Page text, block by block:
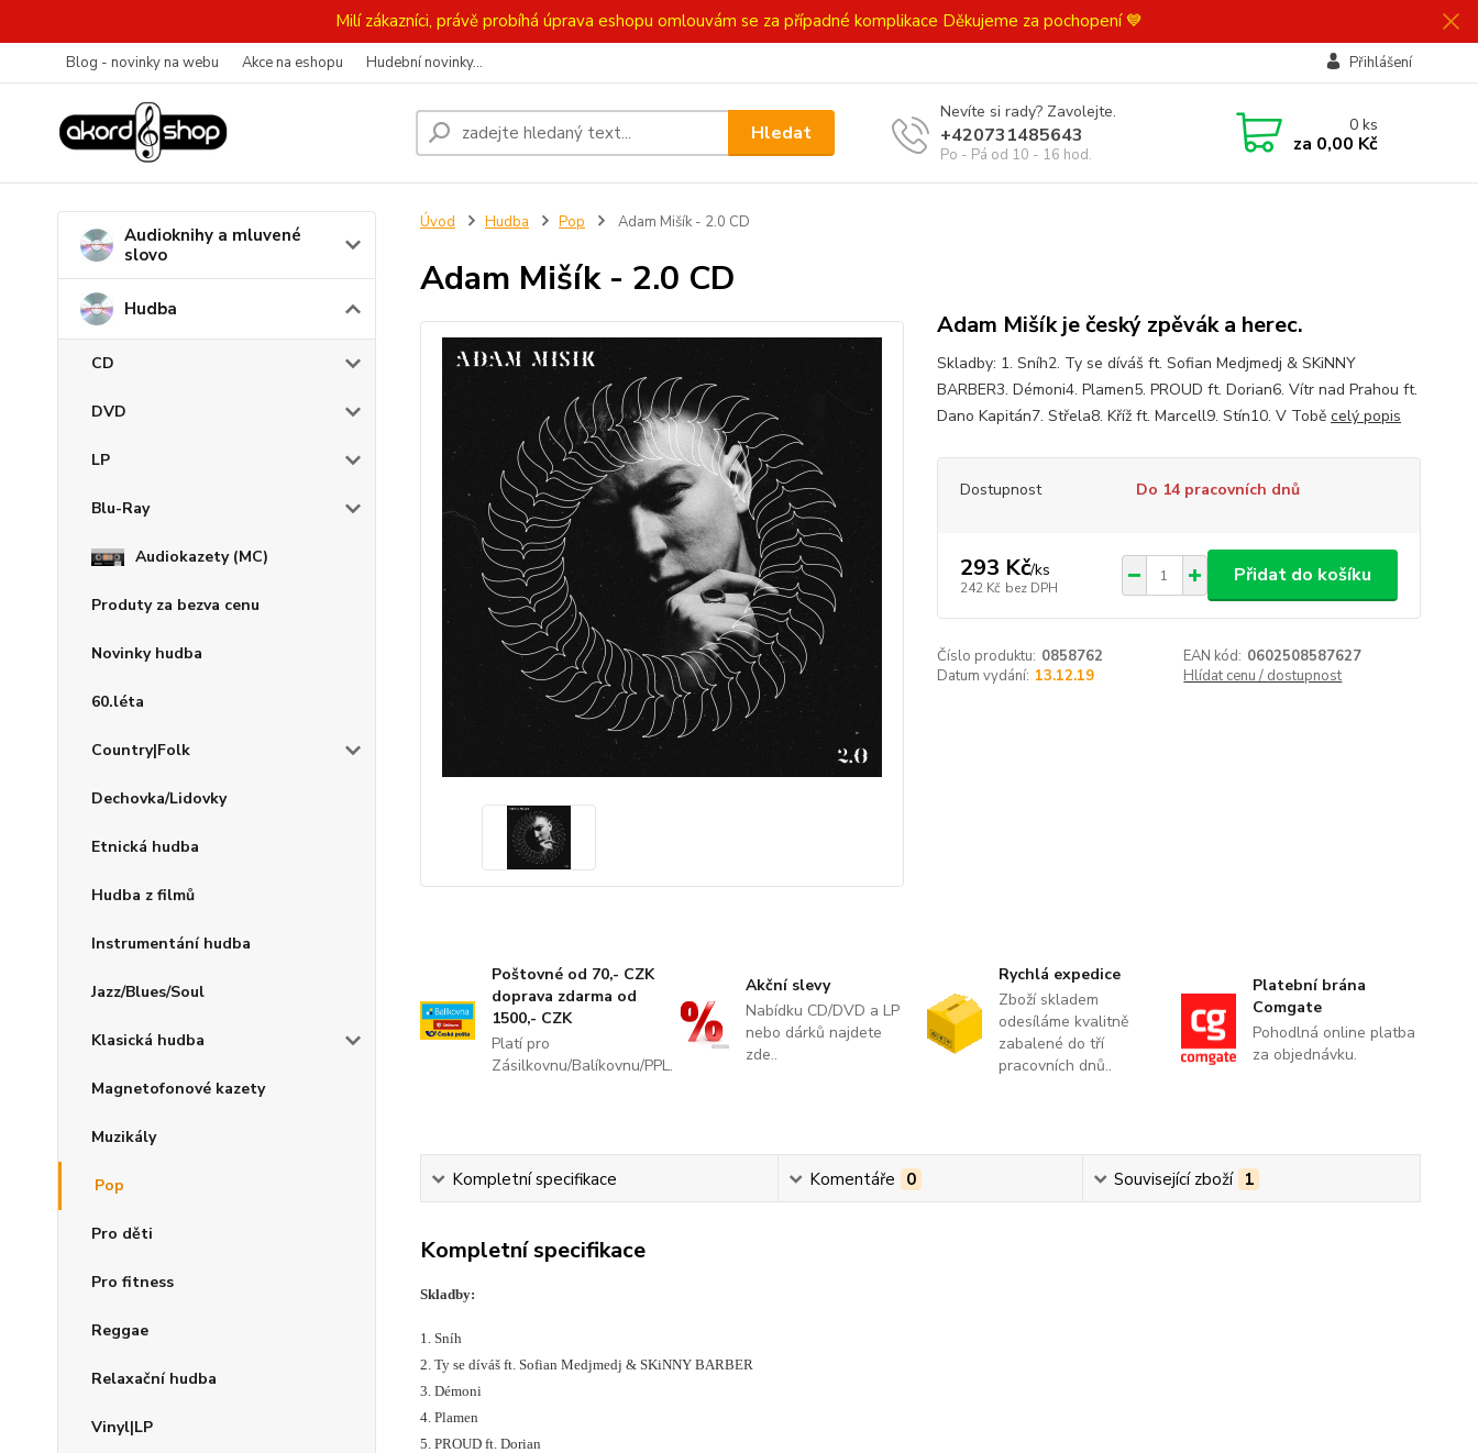
Milí zákazníci, právě probíhá úprava eshopu omlouvám se za případné komplikace Děkujeme za pochopení 💙
Blog - novinky na webu Akce na eshopu Hudební novinky... Přihlášení
Hledat
Nevíte si rady? Zavolejte.
+420731485643
Po - Pá od 10 - 16 hod.
0ks
za 0,00 Kč
Audioknihy a mluvené
slovo
Hudba
CD
DVD
LP
Blu-Ray
Audiokazety (MC)
Produty za bezva cenu
Novinky hudba
60.léta
Country|Folk
Dechovka/Lidovky
Etnická hudba
Hudba z filmů
Instrumentání hudba
Jazz/Blues/Soul
Klasická hudba
Magnetofonové kazety
Muzikály
Pop
Pro děti
Pro fitness
Reggae
Relaxační hudba
Vinyl|LP
Úvod Hudba Pop Adam Mišík - 2.0 CD
Adam Mišík - 2.0 CD
Adam Mišík je český zpěvák a herec.
Skladby: 1. Sníh2. Ty se díváš ft. Sofian Medjmedj & SKiNNY
BARBER3. Démoni4. Plamen5. PROUD ft. Dorian6. Vítr nad Prahou ft.
Dano Kapitán7. Střela8. Kříž ft. Marcell9. Stín10. V Tobě celý popis
Dostupnost Do 14 pracovních dnů
293 Kč/ks
242 Kč bez DPH
Přidat do košíku
Číslo produktu: 0858762 EAN kód: 0602508587627
Datum vydání: 13.12.19 Hlídat cenu / dostupnost
Poštovné od 70,- CZK
doprava zdarma od
1500,- CZK
Platí pro
Zásilkovnu/Balíkovnu/PPL.
Akční slevy
Nabídku CD/DVD a LP
nebo dárků najdete
zde..
Rychlá expedice
Zboží skladem
odesíláme kvalitně
zabalené do tří
pracovních dnů..
Platební brána
Comgate
Pohodlná online platba
za objednávku.
Kompletní specifikace Komentáře 0 Související zboží 1
Kompletní specifikace
Skladby:
1. Sníh
2. Ty se díváš ft. Sofian Medjmedj & SKiNNY BARBER
3. Démoni
4. Plamen
5. PROUD ft. Dorian